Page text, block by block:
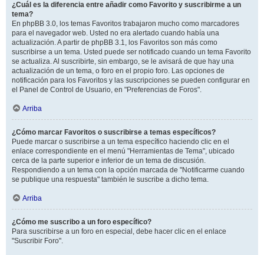
¿Cuál es la diferencia entre añadir como Favorito y suscribirme a un
tema?
En phpBB 3.0, los temas Favoritos trabajaron mucho como marcadores
para el navegador web. Usted no era alertado cuando había una
actualización. A partir de phpBB 3.1, los Favoritos son más como
suscribirse a un tema. Usted puede ser notificado cuando un tema Favorito
se actualiza. Al suscribirte, sin embargo, se le avisará de que hay una
actualización de un tema, o foro en el propio foro. Las opciones de
notificación para los Favoritos y las suscripciones se pueden configurar en
el Panel de Control de Usuario, en "Preferencias de Foros".
Arriba
¿Cómo marcar Favoritos o suscribirse a temas específicos?
Puede marcar o suscribirse a un tema específico haciendo clic en el
enlace correspondiente en el menú "Herramientas de Tema", ubicado
cerca de la parte superior e inferior de un tema de discusión.
Respondiendo a un tema con la opción marcada de "Notificarme cuando
se publique una respuesta" también le suscribe a dicho tema.
Arriba
¿Cómo me suscribo a un foro específico?
Para suscribirse a un foro en especial, debe hacer clic en el enlace
"Suscribir Foro".